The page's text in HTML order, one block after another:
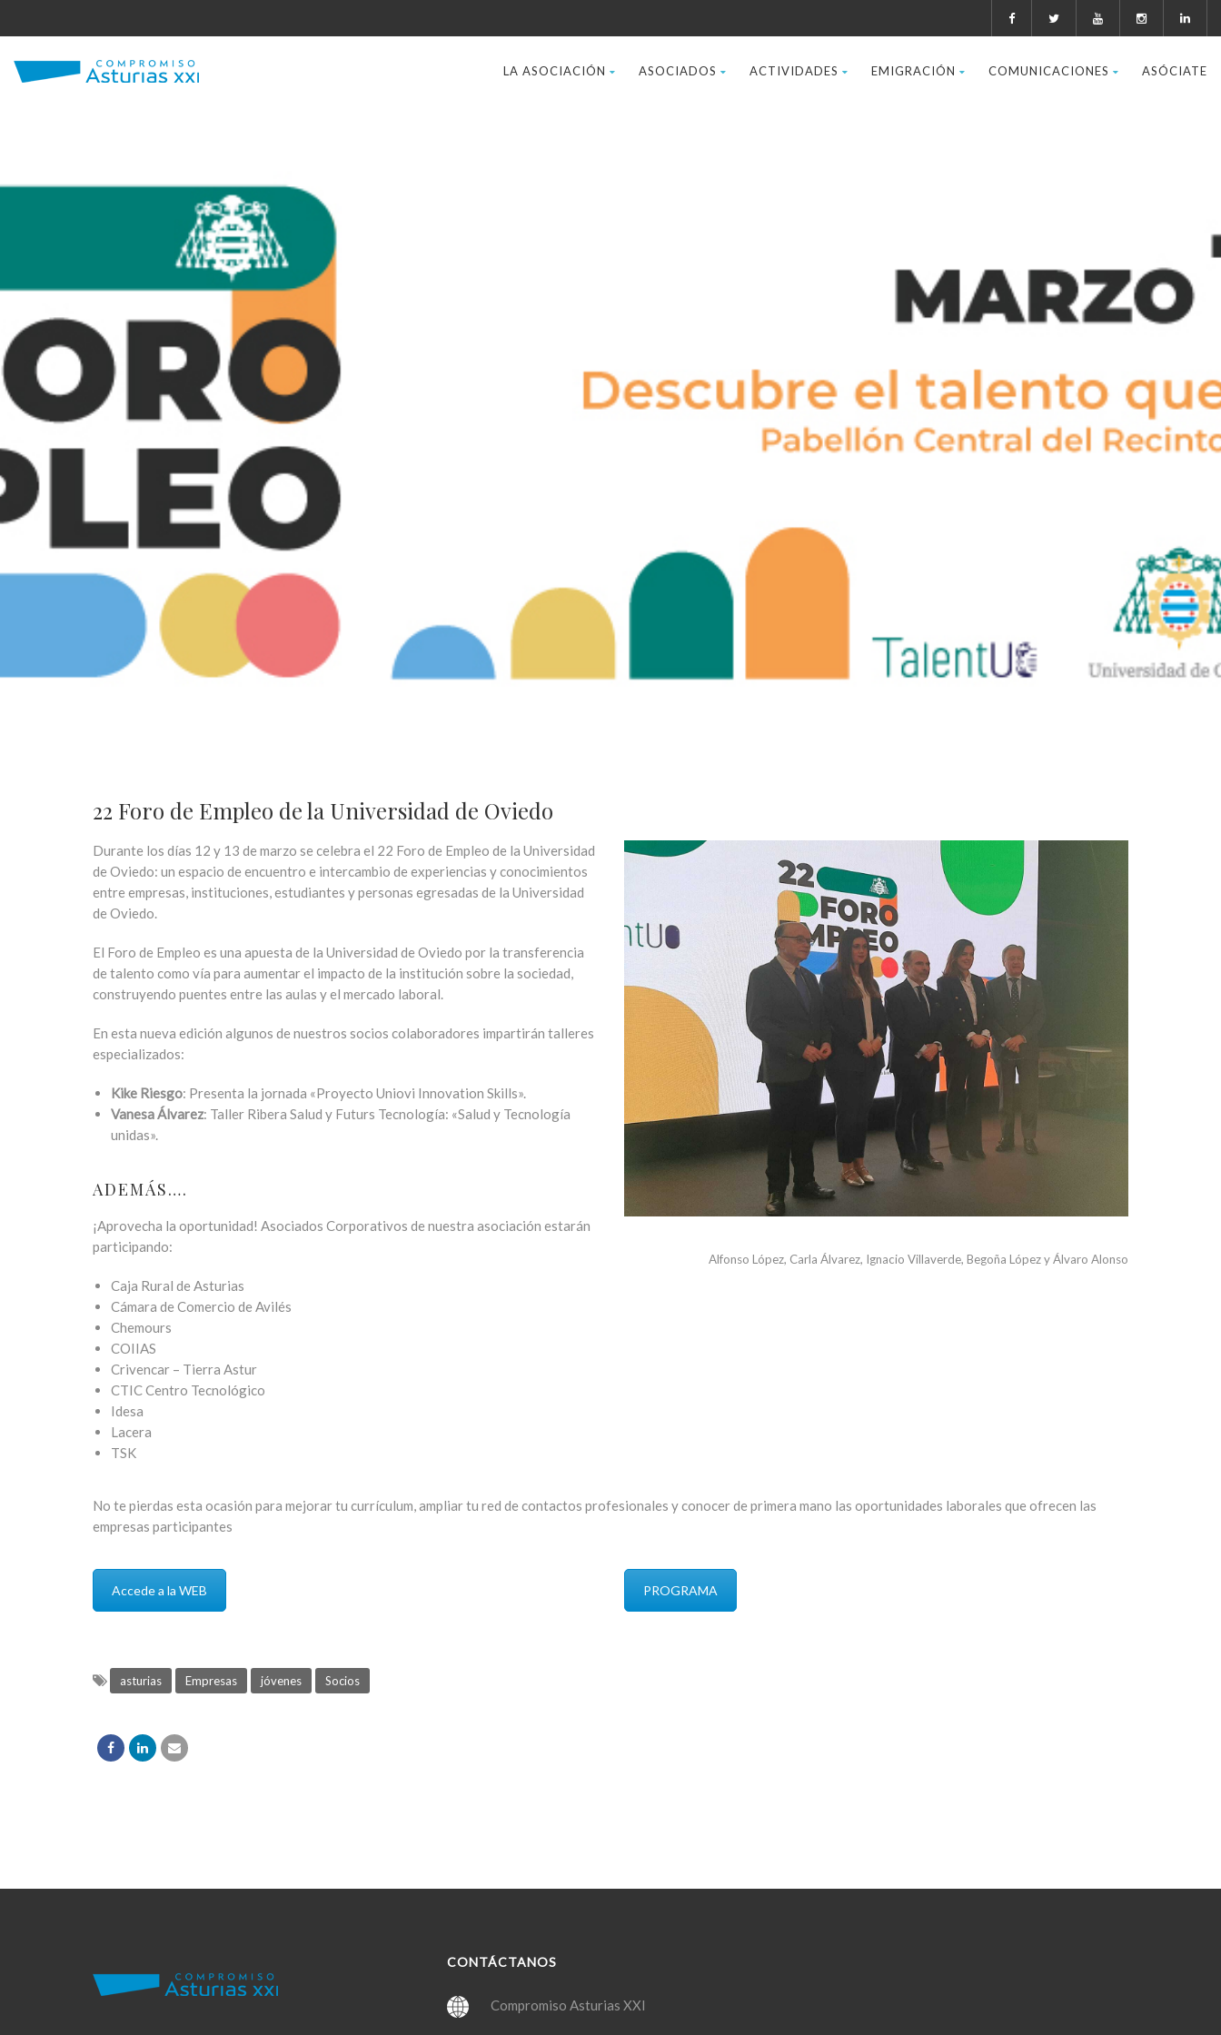
LA ASOCIACIÓN ASOCIADOS ACTIVIDADES EMIGRACIÓN COMUNICACIONES ASÓCIATE
22 Foro de Empleo de la Universidad de Oviedo
Durante los días 12 y 13 de marzo se celebra el 22 Foro de Empleo de la Universidad
de Oviedo: un espacio de encuentro e intercambio de experiencias y conocimientos
entre empresas, instituciones, estudiantes y personas egresadas de la Universidad
de Oviedo.
El Foro de Empleo es una apuesta de la Universidad de Oviedo por la transferencia
de talento como vía para aumentar el impacto de la institución sobre la sociedad,
construyendo puentes entre las aulas y el mercado laboral.
En esta nueva edición algunos de nuestros socios colaboradores impartirán talleres
especializados:
Kike Riesgo: Presenta la jornada «Proyecto Uniovi Innovation Skills».
Vanesa Álvarez: Taller Ribera Salud y Futurs Tecnología: «Salud y Tecnología
unidas».
ADEMÁS….
¡Aprovecha la oportunidad! Asociados Corporativos de nuestra asociación estarán
participando:
Caja Rural de Asturias
Cámara de Comercio de Avilés
Chemours
COIIAS
Crivencar – Tierra Astur
CTIC Centro Tecnológico
Idesa
Lacera
TSK
Alfonso López, Carla Álvarez, Ignacio Villaverde, Begoña López y Álvaro Alonso
No te pierdas esta ocasión para mejorar tu currículum, ampliar tu red de contactos profesionales y conocer de primera mano las oportunidades laborales que ofrecen las
empresas participantes
Accede a la WEB PROGRAMA
asturias Empresas jóvenes Socios
CONTÁCTANOS
Compromiso Asturias XXI